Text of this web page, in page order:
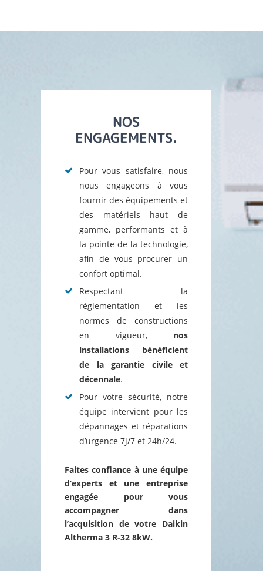
NOS
ENGAGEMENTS.
Pour vous satisfaire, nous
nous engageons à vous
fournir des équipements et
des matériels haut de
gamme, performants et à
la pointe de la technologie,
afin de vous procurer un
confort optimal.
Respectant la
règlementation et les
normes de constructions
en vigueur,nos
installations bénéficient
de la garantie civile et
décennale.
Pour votre sécurité, notre
équipe intervient pour les
dépannages et réparations
d’urgence 7j/7 et 24h/24.
Faites confiance à une équipe
d’experts et une entreprise
engagée pour vous
accompagner dans
l’acquisition de votre Daikin
Altherma 3 R-32 8kW.